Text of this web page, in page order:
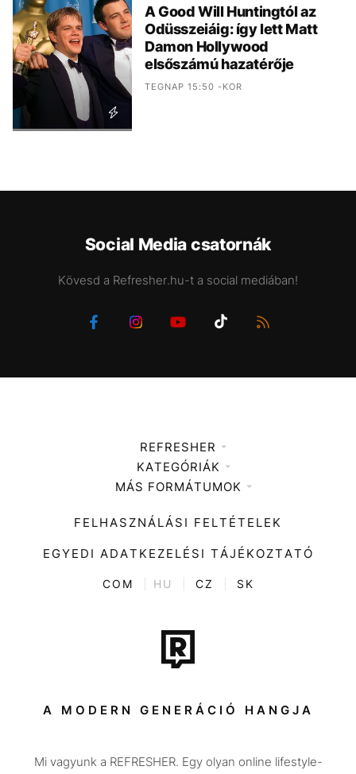
A Good Will Huntingtól az
Odüsszeiáig: így lett Matt
Damon Hollywood
elsőszámú hazatérője
TEGNAP 15:50 -KOR
Social Media csatornák
Kövesd a Refresher.hu-t a social mediában!
REFRESHER
Médiaajánlat
KATEGÓRIÁK
Zene
Divat
Kultúra
ENTR
Tech-Tudomány
Sport
Társadalom
Utazás
MÁS FORMÁTUMOK
FELHASZNÁLÁSI FELTÉTELEK
EGYEDI ADATKEZELÉSI TÁJÉKOZTATÓ
COM HU CZ SK
A MODERN GENERÁCIÓ HANGJA
Mi vagyunk a REFRESHER. Egy olyan online lifestyle-